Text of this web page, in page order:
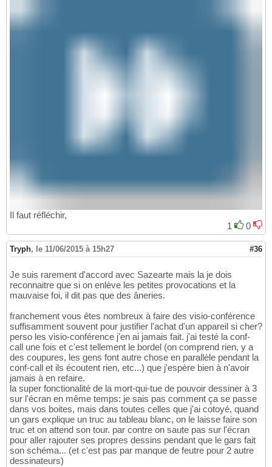
Il faut réfléchir,
1
0
Tryph, le 11/06/2015 à 15h27 #36
Je suis rarement d'accord avec Sazearte mais la je dois
reconnaitre que si on enlève les petites provocations et la
mauvaise foi, il dit pas que des âneries.
franchement vous êtes nombreux à faire des visio-conférence
suffisamment souvent pour justifier l'achat d'un appareil si cher?
perso les visio-conférence j'en ai jamais fait. j'ai testé la conf-
call une fois et c'est tellement le bordel (on comprend rien, y a
des coupures, les gens font autre chose en parallèle pendant la
conf-call et ils écoutent rien, etc...) que j'espère bien à n'avoir
jamais à en refaire.
la super fonctionalité de la mort-qui-tue de pouvoir dessiner à 3
sur l'écran en même temps: je sais pas comment ça se passe
dans vos boites, mais dans toutes celles que j'ai cotoyé, quand
un gars explique un truc au tableau blanc, on le laisse faire son
truc et on attend son tour. par contre on saute pas sur l'écran
pour aller rajouter ses propres dessins pendant que le gars fait
son schéma... (et c'est pas par manque de feutre pour 2 autre
dessinateurs)